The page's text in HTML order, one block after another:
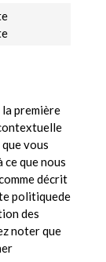
première
vous
ce que nous
décrit
politiquede
des
noter que